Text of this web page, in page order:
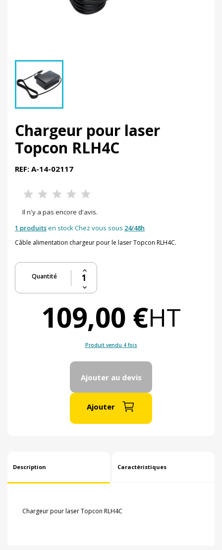
Chargeur pour laser
Topcon RLH4C
REF: A-14-02117
Il n'y a pas encore d'avis.
1 produitsen stock Chez vous sous 24/48h
Câble alimentation chargeur pour le laser Topcon RLH4C.
Quantité
109,00 €HT
Produit vendu 4 fois
Ajouter au devis
Ajouter
Description Caractéristiques
Chargeur pour laser Topcon RLH4C